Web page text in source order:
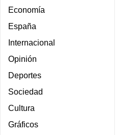
Economía
España
Internacional
Opinión
Deportes
Sociedad
Cultura
Gráficos